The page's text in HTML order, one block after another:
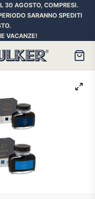
30 AGOSTO, COMPRESI.
SARANNO SPEDITI
VACANZE!